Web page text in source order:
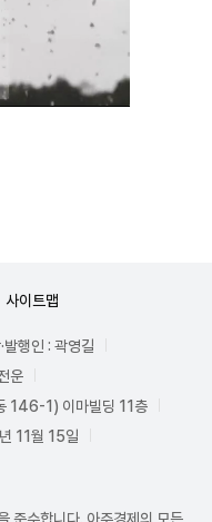
사이트맵
발행인 : 곽영길
운
146-1) 이마빌딩 11층
11월 15일
준수합니다. 아주경제의 모든